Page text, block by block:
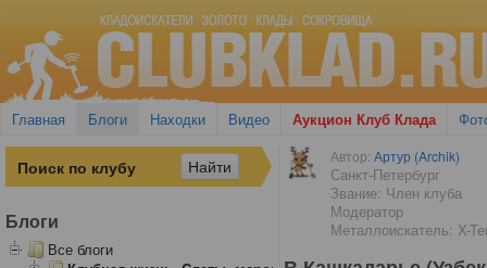
Главная Блоги Находки Видео Аукцион Клуб Клада
Автор: Артур (Archik)
Санкт-Петербург
Звание: Член клуба
Модератор
Металлоискатель: X-
Блоги
Все блоги